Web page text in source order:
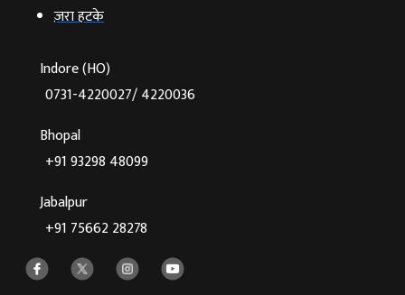
ज़रा हटके
Indore (HO)
0731-4220027/ 4220036
Bhopal
+91 93298 48099
Jabalpur
+91 75662 28278